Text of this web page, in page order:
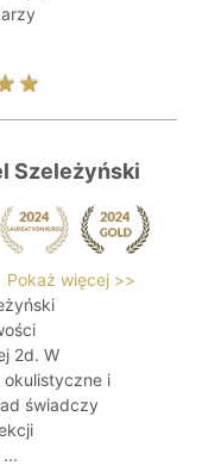
Szeleżyński
Pokaż więcej >>
2d. W
okulistyczne i
świadczy